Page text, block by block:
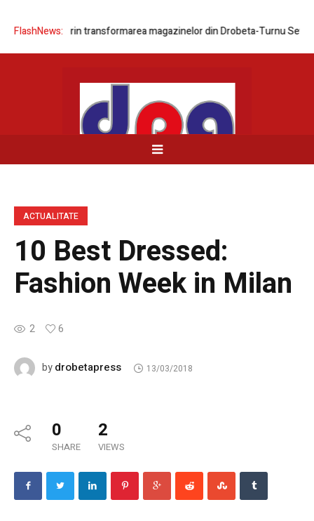
FlashNews:
rețelei prin transformarea magazinelor din Drobeta-Turnu Severin și
ACTUALITATE
10 Best Dressed:
Fashion Week in Milan
2 6
bydrobetapress 13/03/2018
0
SHARE
2
VIEWS